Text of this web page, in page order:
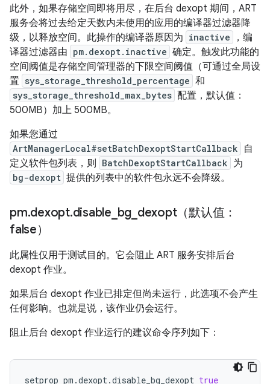
此外，如果存储空间即将用尽，在后台 dexopt 期间，ART
服务会将过去给定天数内未使用的应用的编译器过滤器降
级，以释放空间。此操作的编译器原因为 inactive
，编
译器过滤器由 pm.dexopt.inactive 确定。触发此功能的
空间阈值是存储空间管理器的下限空间阈值（可通过全局设
置 sys_storage_threshold_percentage 和
sys_storage_threshold_max_bytes 配置，默认值：
500MB）加上 500MB。
如果您通过
ArtManagerLocal#setBatchDexoptStartCallback
自
定义软件包列表，则
BatchDexoptStartCallback 为
bg-dexopt 提供的列表中的软件包永远不会降级。
pm.dexopt.disable bg dexopt（默认值：
false）
此属性仅用于测试目的。它会阻止 ART 服务安排后台
dexopt 作业。
如果后台 dexopt 作业已排定但尚未运行，此选项不会产生
任何影响。也就是说，该作业仍会运行。
阻止后台 dexopt 作业运行的建议命令序列如下：
setprop pm.dexopt.disable_bg_dexopt true